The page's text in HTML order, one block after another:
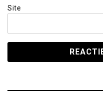
Site